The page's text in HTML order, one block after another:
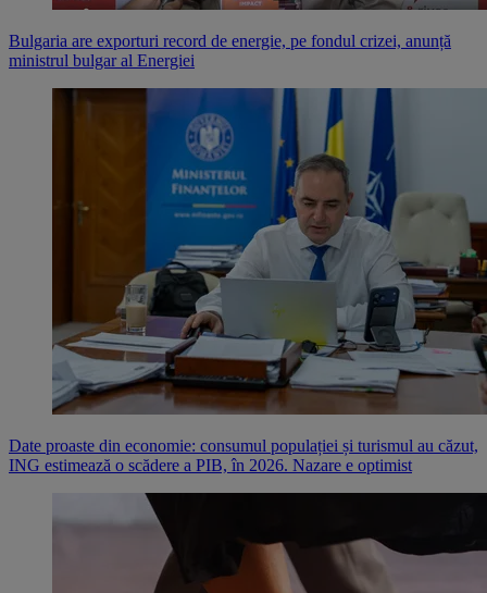
Bulgaria are exporturi record de energie, pe fondul crizei, anunță
ministrul bulgar al Energiei
Date proaste din economie: consumul populației și turismul au căzut,
ING estimează o scădere a PIB, în 2026. Nazare e optimist